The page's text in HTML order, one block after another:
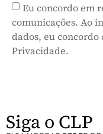
Eu concordo em
comunicações. Ao
dados, eu concordo
Privacidade.
Siga o CLP